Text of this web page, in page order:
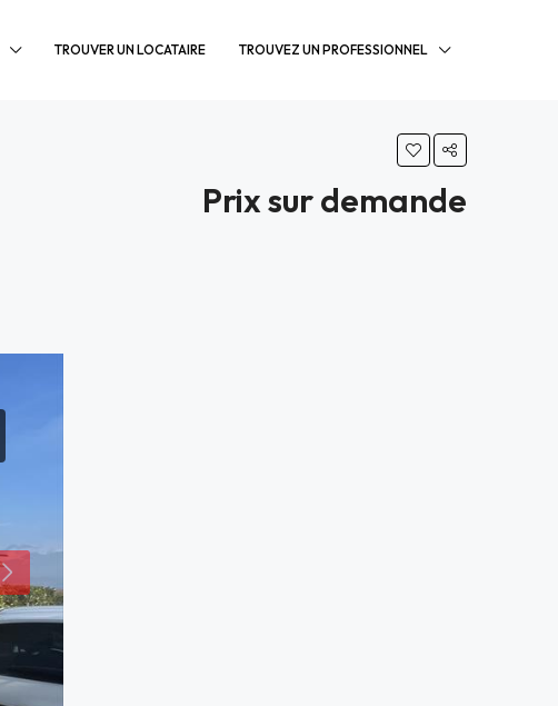
TROUVER UN LOCATAIRE TROUVEZ UN PROFESSIONNEL
Prix sur demande